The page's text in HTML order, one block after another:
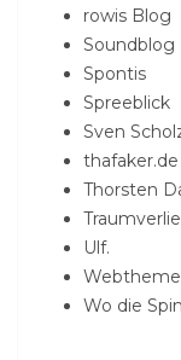
rowis Blog
Soundblog
Spontis
Spreeblick
Sven
thafaker.de
Thorsten
Ulf.
Wo die